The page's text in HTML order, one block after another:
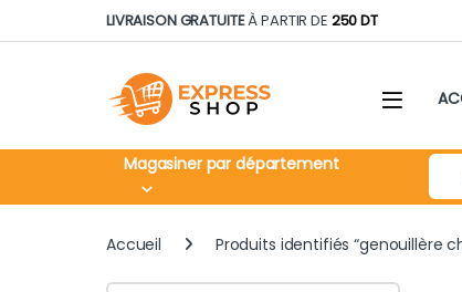
Skip to navigation
Skip to contentLIVRAISON GRATUITEÀ PARTIR DE 250 DT
Magasiner par département
Accueil Produits identifiés “genouillère